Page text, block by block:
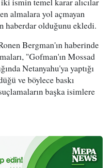
almalara yol açmayan
haberdar olduğunu ekledi.
Bergman'ın haberinde
"Gofman'ın Mossad
Netanyahu'ya yaptığı
ve böylece baskı
başka isimlere